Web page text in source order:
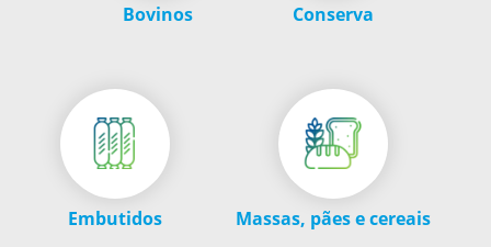
Bovinos Conserva
Embutidos Massas, pães e cereais